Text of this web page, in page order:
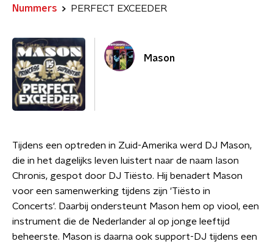
Nummers PERFECT EXCEEDER
Mason
Tijdens een optreden in Zuid-Amerika werd DJ Mason,
die in het dagelijks leven luistert naar de naam Iason
Chronis, gespot door DJ Tiësto. Hij benadert Mason
voor een samenwerking tijdens zijn 'Tiësto in
Concerts'. Daarbij ondersteunt Mason hem op viool, een
instrument die de Nederlander al op jonge leeftijd
beheerste. Mason is daarna ook support-DJ tijdens een